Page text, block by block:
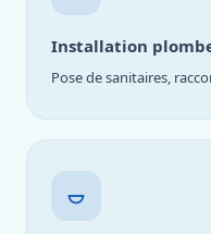
Installation
Pose de sanitaires,